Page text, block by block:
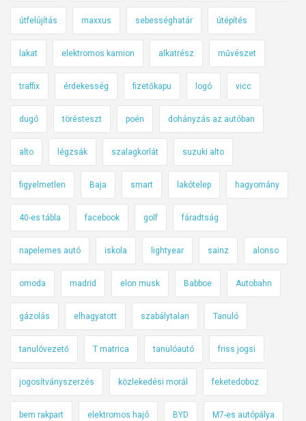
útfelújítás maxxus sebességhatár útépítés
lakat elektromos kamion alkatrész művészet
traffix érdekesség fizetőkapu logó vicc
dugó törésteszt poén dohányzás az autóban
alto légzsák szalagkorlát suzuki alto
figyelmetlen Baja smart lakótelep hagyomány
40-es tábla facebook golf fáradtság
napelemes autó iskola lightyear sainz alonso
omoda madrid elon musk Babboe Autobahn
gázolás elhagyatott szabálytalan Tanuló
tanulóvezető T matrica tanulóautó friss jogsi
jogosítványszerzés közlekedési morál feketedoboz
bem rakpart elektromos hajó BYD M7-es autópálya